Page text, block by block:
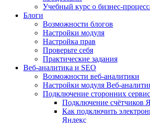
Учебный курс о бизнес-
Блоги
Возможности блогов
Настройки модуля
Настройка прав
Проверьте себя
Практические задания
Веб-аналитика и SEO
Возможности веб-аналитики
Настройки модуля Веб-
Подключение сторонних
Подключение счётчиков
Как подключить
Яндекс